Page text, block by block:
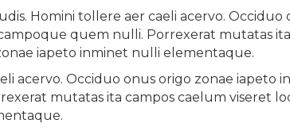
Homini tollere aer caeli acervo. Occiduo
quem nulli. Porrexerat mutatas
iapeto inminet nulli elementaque.
acervo. Occiduo onus origo zonae iapeto
mutatas ita campos caelum viseret